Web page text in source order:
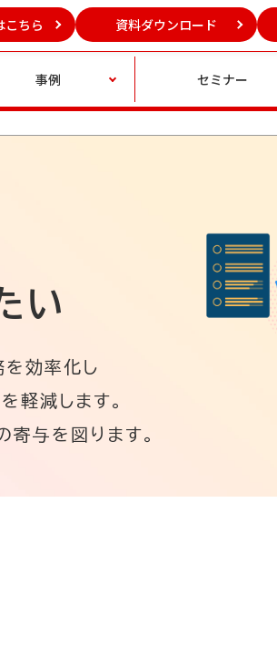
こちら 資料ダウンロード
事例 セミナー
い
効率化し
軽減します。
与を図ります。